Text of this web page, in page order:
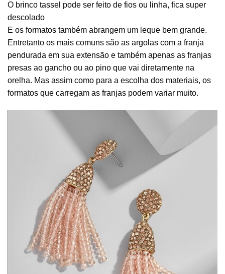
O brinco tassel pode ser feito de fios ou linha, fica super
descolado
E os formatos também abrangem um leque bem grande.
Entretanto os mais comuns são as argolas com a franja
pendurada em sua extensão e também apenas as franjas
presas ao gancho ou ao pino que vai diretamente na
orelha. Mas assim como para a escolha dos materiais, os
formatos que carregam as franjas podem variar muito.